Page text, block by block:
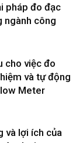
pháp đo đạc
ngành công
cho việc đo
và tự động
Meter
và lợi ích của